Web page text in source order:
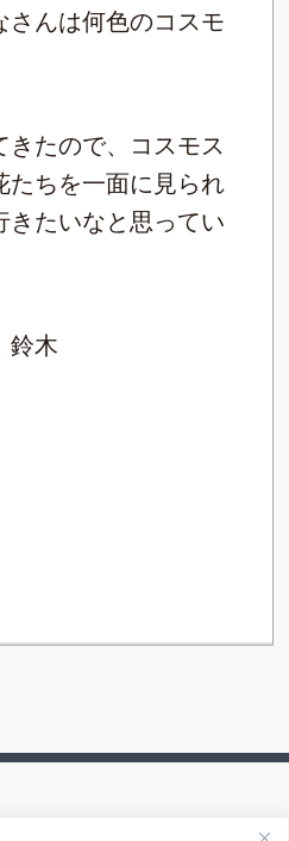
さんは何色のコスモ
きたので、コスモス
たちを一面に見られ
きたいなと思ってい
鈴木